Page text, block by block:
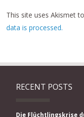
This site uses Akismet
data is processed.
RECENT POSTS
Die Flüchtlingskrise